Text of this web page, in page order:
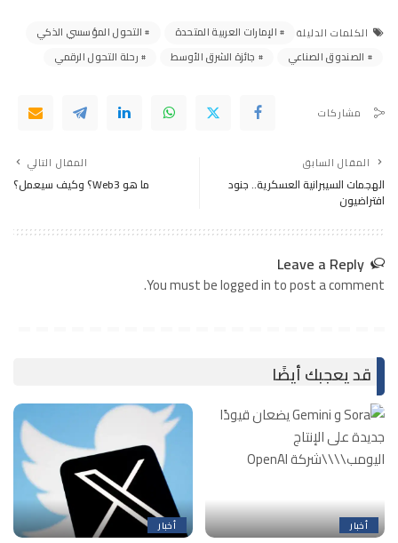
الكلمات الدليلة الإمارات العربية المتحدة
التحول المؤسسي الذكي
الصندوق الصناعي
جائزة الشرق الأوسط رحلة التحول الرقمي
مشاركات
المقال السابق
الهجمات السيبرانية العسكرية.. جنود
افتراضيون
المقال التالي
ما هو Web3؟ وكيف سيعمل؟
Leave a Reply
You must be logged in to post a comment.
قد يعجبك أيضًا
أخبار أخبار